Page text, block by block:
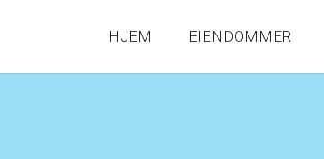
HJEM EIENDOMMER